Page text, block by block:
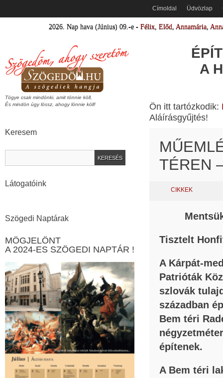
Címoldal Üdvözlap
2026. Nap hava (Június) 09.-e - Félix, Előd, Annamária,
Tögye csak mindönki, amit tönnie köll,
És mindön úgy lössz, ahogy lönnie köll!
Keresem
Látogatóink
Szögedi Naptárak
MÖGJELÖNT
A 2024-ES SZÖGEDI NAPTÁR !
A
Ön itt tartózkodik:
Aláírásgyűjtés!
TÉREN
CIKKEK
Tisztelt
A Kárpát-
Patrióták
szlovák
században
Bem téri
építenek.
A Bem téri